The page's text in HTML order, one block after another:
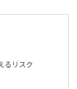
るリスク